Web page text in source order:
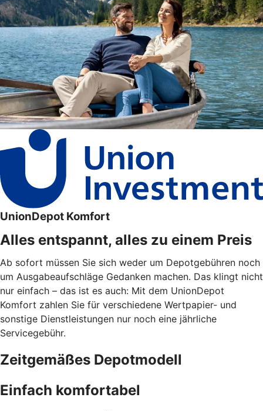
UnionDepot Komfort
Alles entspannt, alles zu einem Preis
Ab sofort müssen Sie sich weder um Depotgebühren noch
um Ausgabeaufschläge Gedanken machen. Das klingt nicht
nur einfach – das ist es auch: Mit dem UnionDepot
Komfort zahlen Sie für verschiedene Wertpapier- und
sonstige Dienstleistungen nur noch eine jährliche
Servicegebühr.
Zeitgemäßes Depotmodell
Einfach komfortabel